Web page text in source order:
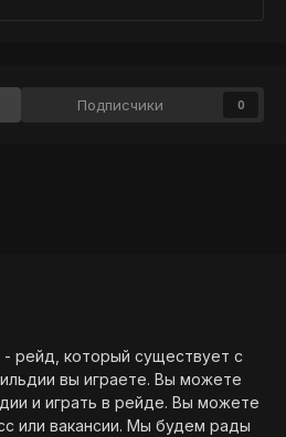
Подписчики 0
рейд, который существует с
вы играете. Вы можете
и играть в рейде. Вы можете
или вакансии. Мы будем рады